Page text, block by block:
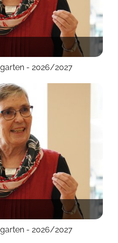
- 2026/2027
- 2026/2027